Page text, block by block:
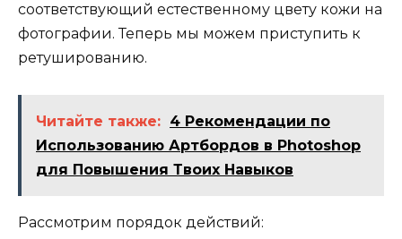
соответствующий естественному цвету кожи на
фотографии. Теперь мы можем приступить к
ретушированию.
Читайте также: 4 Рекомендации по
Использованию Артбордов в Photoshop
для Повышения Твоих Навыков
Рассмотрим порядок действий: